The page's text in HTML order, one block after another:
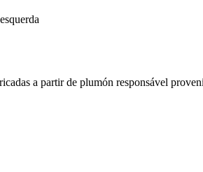
a partir de plumón responsável